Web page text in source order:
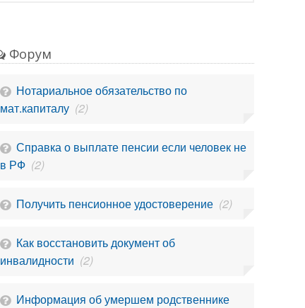
Форум
Нотариальное обязательство по
мат.капиталу (2)
Справка о выплате пенсии если человек не
в РФ (2)
Получить пенсионное удостоверение (2)
Как восстановить документ об
инвалидности (2)
Информация об умершем родственнике